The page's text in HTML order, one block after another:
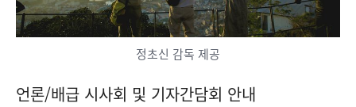
정초신 감독 제공
언론/배급 시사회 및 기자간담회 안내